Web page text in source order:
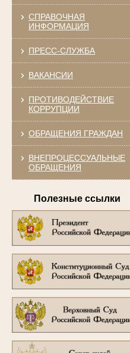
СПРАВОЧНАЯ
ИНФОРМАЦИЯ
ПРЕСС-СЛУЖБА
ВАКАНСИИ
ПРОТИВОДЕЙСТВИЕ
КОРРУПЦИИ
ОБРАЩЕНИЯ ГРАЖДАН
ВНЕПРОЦЕССУАЛЬНЫЕ
ОБРАЩЕНИЯ
Полезные ссылки